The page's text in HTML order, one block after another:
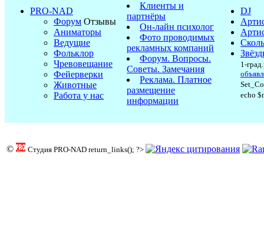
PRO-NAD
Форум Отзывы
Аниматоры
Ведущие
Фольклор
Чревовещание
Фейерверки
Животные
Работа у нас
Клиенты и
партнёры
Он-лайн психолог
Фото проводимых
рекламных компаний
Форум. Вопросы.
Советы. Замечания
Реклама. Платное
размещение
информации
DJ
1-
echo
© Студия PRO-NAD return_links(); ?>